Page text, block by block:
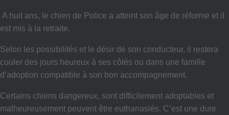
A huit ans, le chien de Police a atteint son âge de réforme et il
est mis à la retraite.
Selon les possibilités et le désir de son conducteur, il restera
couler des jours heureux à ses côtés ou dans une famille
d’adoption compatible à son bon accompagnement.
Certains chiens dangereux, sont difficilement adoptables et
malheureusement peuvent être euthanasiés. C’est une dure